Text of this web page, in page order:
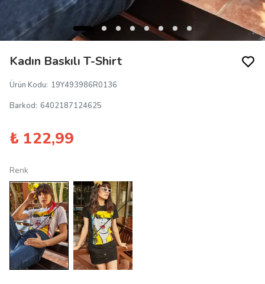
Kadın Baskılı T-Shirt
Ürün Kodu: 19Y493986R0136
Barkod: 6402187124625
₺ 122,99
Renk